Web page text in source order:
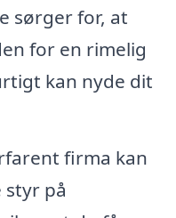
sørger for, at
for en rimelig
kan nyde dit
firma kan
på